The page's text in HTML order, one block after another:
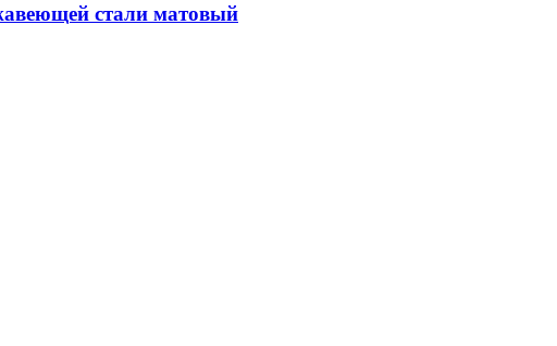
стали матовый